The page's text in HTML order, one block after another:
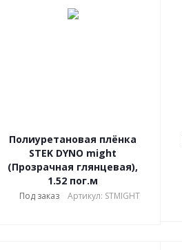
Полиуретановая плёнка
STEK DYNO might
(Прозрачная глянцевая),
1.52 пог.м
Под заказ Артикул: STMIGHT